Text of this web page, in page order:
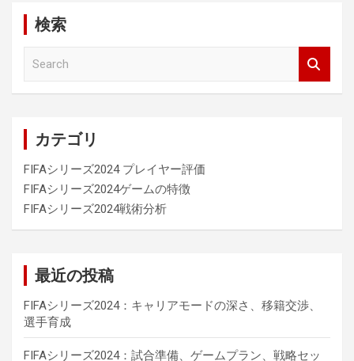
検索
カテゴリ
FIFAシリーズ2024 プレイヤー評価
FIFAシリーズ2024ゲームの特徴
FIFAシリーズ2024戦術分析
最近の投稿
FIFAシリーズ2024：キャリアモードの深さ、移籍交渉、
選手育成
FIFAシリーズ2024：試合準備、ゲームプラン、戦略セッ